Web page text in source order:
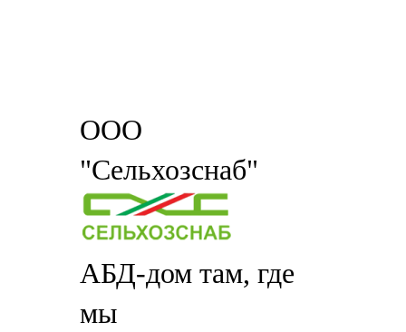
ООО
"Сельхозснаб"
АБД-дом там, где
мы